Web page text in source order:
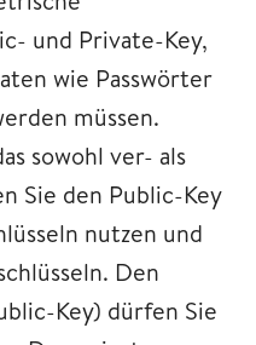
und Private-Key,
wie Passwörter
müssen.
sowohl ver- als
Sie den Public-Key
nutzen und
Den
Key) dürfen Sie